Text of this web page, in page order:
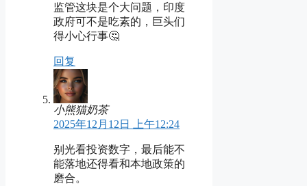
监管这块是个大问题，印度
政府可不是吃素的，巨头们
得小心行事🤔
回复
小熊猫奶茶
2025年12月12日 上午12:24
别光看投资数字，最后能不
能落地还得看和本地政策的
磨合。